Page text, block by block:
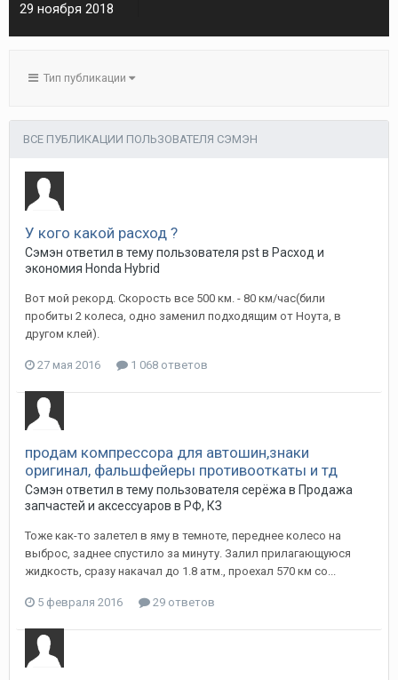
29 ноября 2018
Тип публикации
ВСЕ ПУБЛИКАЦИИ ПОЛЬЗОВАТЕЛЯ СЭМЭН
У кого какой расход ?
Сэмэн ответил в тему пользователя pstв Расход и
экономия Honda Hybrid
Вот мой рекорд. Скорость все 500 км. - 80 км/час(били
пробиты 2 колеса, одно заменил подходящим от Ноута, в
другом клей).
27 мая 2016 1 068 ответов
продам компрессора для автошин,знаки
оригинал, фальшфейеры противооткаты и тд
Сэмэн ответил в тему пользователя серёжа в Продажа
запчастей и аксессуаров в РФ, КЗ
Тоже как-то залетел в яму в темноте, переднее колесо на
выброс, заднее спустило за минуту. Залил прилагающуюся
жидкость, сразу накачал до 1.8 атм., проехал 570 км со...
5 февраля 2016 29 ответов